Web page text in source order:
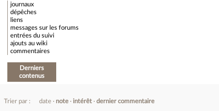
journaux
dépêches
liens
messages sur les forums
entrées du suivi
ajouts au wiki
commentaires
Derniers
contenus
Trier par : date note intérêt dernier commentaire